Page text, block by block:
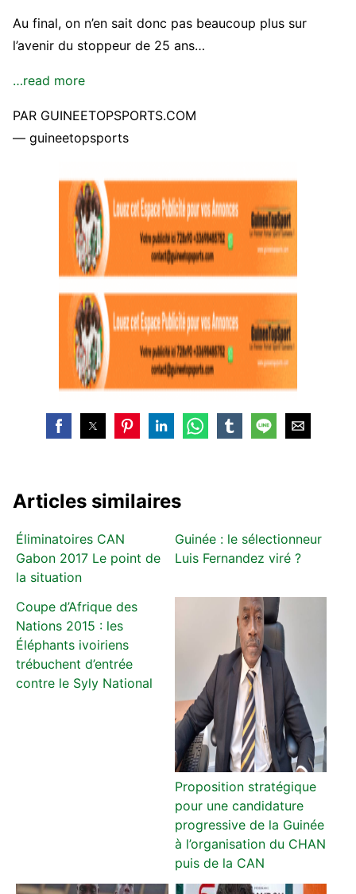
Au final, on n’en sait donc pas beaucoup plus sur
l’avenir du stoppeur de 25 ans…
…read more
PAR GUINEETOPSPORTS.COM
— guineetopsports
Articles similaires
Éliminatoires CAN
Gabon 2017 Le point de
la situation
Guinée : le sélectionneur
Luis Fernandez viré ?
Coupe d’Afrique des
Nations 2015 : les
Éléphants ivoiriens
trébuchent d’entrée
contre le Syly National
Proposition stratégique
pour une candidature
progressive de la Guinée
à l’organisation du CHAN
puis de la CAN